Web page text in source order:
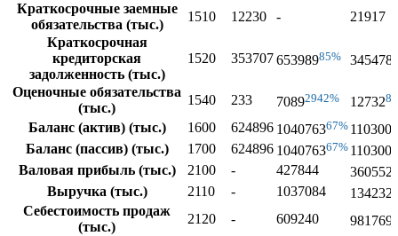
Краткосрочные заемные
обязательства (тыс.)
1510 12230 -
21917
Краткосрочная
кредиторская
задолженность (тыс.)
1520 35370765398985% 345478
Оценочные обязательства
(тыс.)
1540 233 70892942% 12732
Баланс (актив) (тыс.) 1600 624896 104076367% 1103005
Баланс (пассив) (тыс.)
1700 624896 104076367% 1103005
Валовая прибыль (тыс.)
2100 - 427844 360552
Выручка (тыс.) 2110 - 1037084
Себестоимость продаж
(тыс.)
2120 - 609240 981769